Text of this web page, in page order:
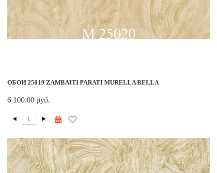
ОБОИ 25019 ZAMBAITI PARATI MURELLA BELLA
6 100.00 руб.